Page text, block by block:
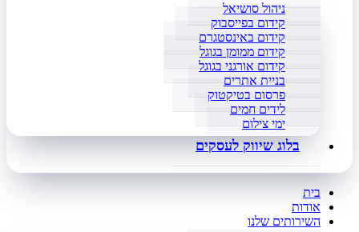
ניהול סושיאל
קידום בפייסבוק
קידום באינסטגרם
קידום ממומן בגוגל
קידום אורגני בגוגל
בניית אתרים
פרסום בטיקטוק
לידים חמים
ימי צילום
בלוג שיווק לעסקים
בית
אודות
השירותים שלנו